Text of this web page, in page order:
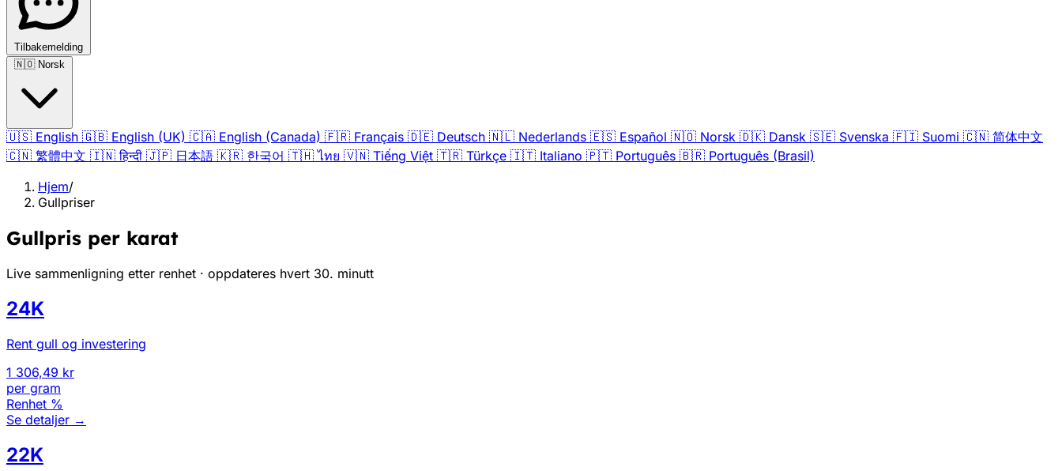
Tilbakemelding
🇳🇴 Norsk
🇺🇸 English 🇬🇧 English (UK) 🇨🇦 English (Canada) 🇫🇷 Français 🇩🇪 Deutsch 🇳🇱 Nederlands 🇪🇸 Español 🇳🇴 Norsk 🇩🇰 Dansk 🇸🇪 Svenska 🇫🇮 Suomi 🇨🇳 简体中文
🇨🇳 繁體中文 🇮🇳 हिन्दी 🇯🇵 日本語 🇰🇷 한국어 🇹🇭 ไทย 🇻🇳 Tiếng Việt 🇹🇷 Türkçe 🇮🇹 Italiano 🇵🇹 Português 🇧🇷 Português (Brasil)
Hjem/
Gullpriser
Gullpris per karat
Live sammenligning etter renhet · oppdateres hvert 30. minutt
24K
Rent gull og investering
1 306,49 kr
per gram
Renhet %
Se detaljer →
22K